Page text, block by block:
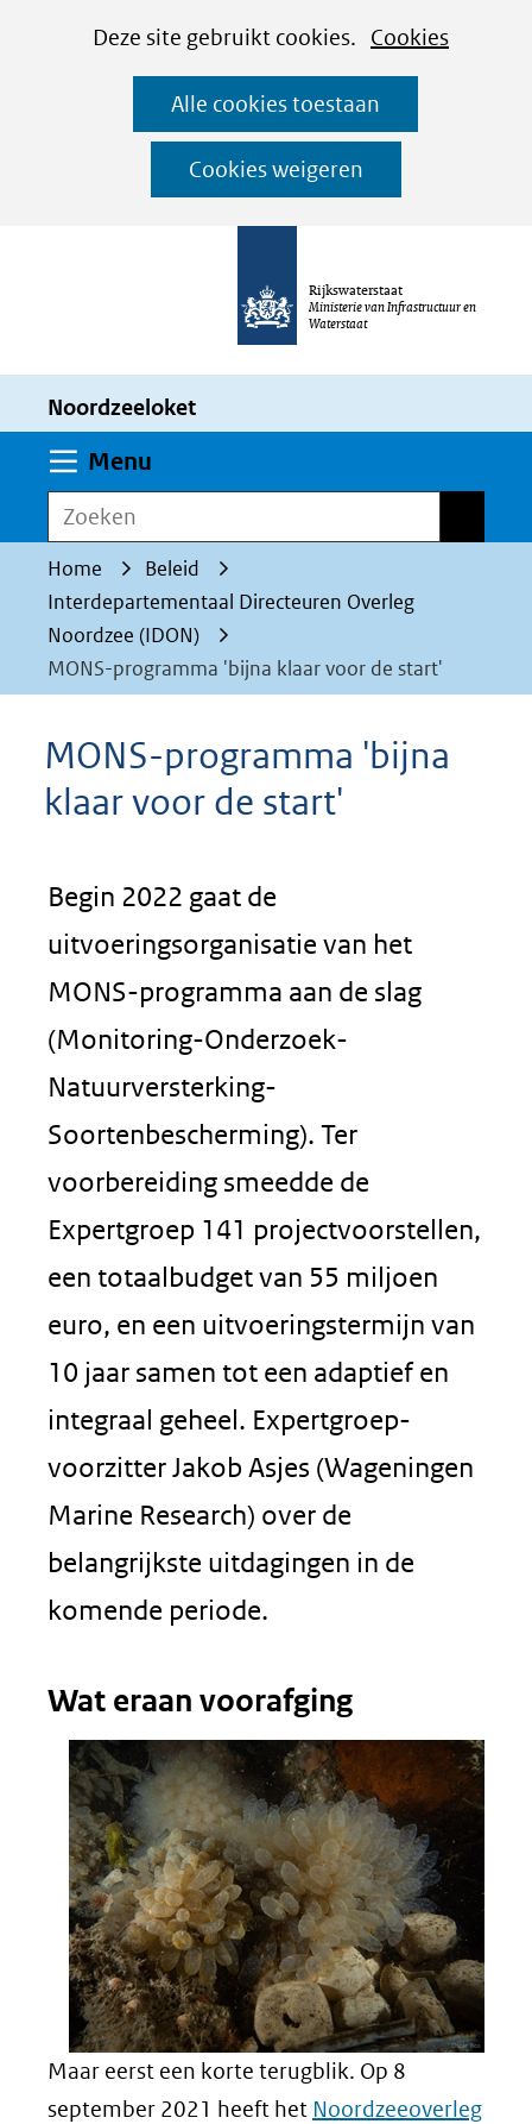
CookiesDeze site gebruikt cookies. Cookies
worden
toegestaan
geweigerd.
Alle cookies toestaan
Cookies weigeren
Ga
naar
de
inhoud
Rijkswaterstaat
Ministerie van Infrastructuur en
Waterstaat
Noordzeeloket
Menu
Zoeken
Home
Beleid
Interdepartementaal Directeuren Overleg
Noordzee (IDON)
MONS-programma 'bijna klaar voor de start'
MONS-programma 'bijna
klaar voor de start'
Begin 2022 gaat de
uitvoeringsorganisatie van het
MONS-programma aan de slag
(Monitoring-Onderzoek-
Natuurversterking-
Soortenbescherming). Ter
voorbereiding smeedde de
Expertgroep 141 projectvoorstellen,
een totaalbudget van 55 miljoen
euro, en een uitvoeringstermijn van
10 jaar samen tot een adaptief en
integraal geheel. Expertgroep-
voorzitter Jakob Asjes (Wageningen
Marine Research) over de
belangrijkste uitdagingen in de
komende periode.
Wat eraan voorafging
Maar eerst een korte terugblik. Op 8
september 2021 heeft het Noordzeeoverleg